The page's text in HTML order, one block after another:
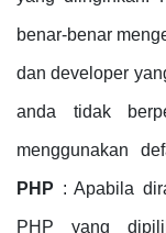
benar-benar
dan developer
anda tidak
menggunakan
PHP : Apabila
PHP yang